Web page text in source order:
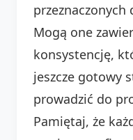
Mogą one
konsystencję,
jeszcze gotowy
prowadzić do
Pamiętaj, że